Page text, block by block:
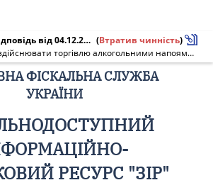
Запитання-відповідь від 04.12.2015 (Втратив чинність)
Чи має право СГ здійснювати торгівлю алкогольними напоями в орендованому приміщенні торговельною площею менше 20 кв. м, яке є частиною єдиного торгового приміщення торговельною площею понад 20 кв. м? [Діяло до 01.01.2025]
ФІСКАЛЬНА СЛУЖБА
УКРАЇНИ
РЕСУРС "ЗІР"